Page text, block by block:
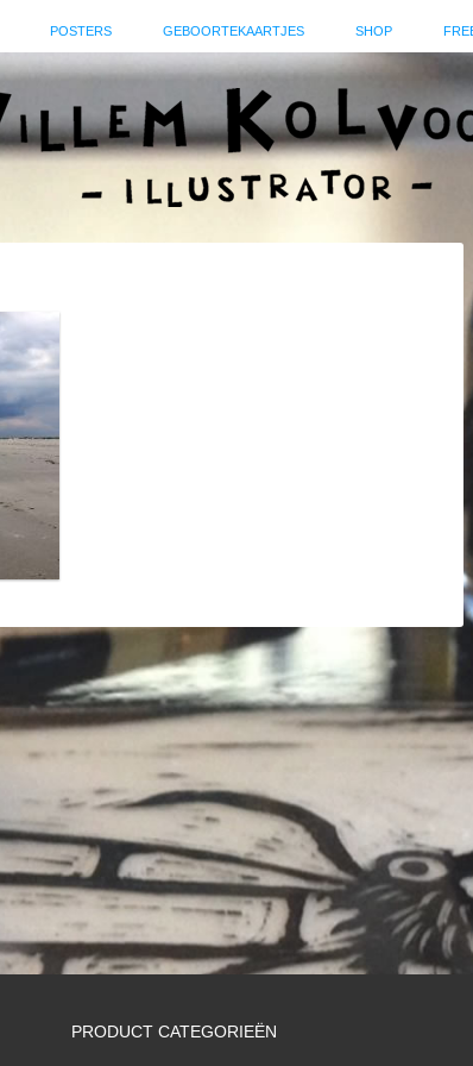
POSTERS GEBOORTEKAARTJES SHOP
PRODUCT CATEGORIEËN